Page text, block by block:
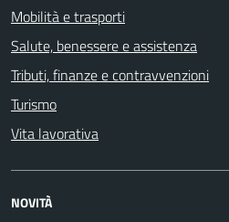
Mobilità e trasporti
Salute, benessere e assistenza
Tributi, finanze e contravvenzioni
Turismo
Vita lavorativa
NOVITÀ